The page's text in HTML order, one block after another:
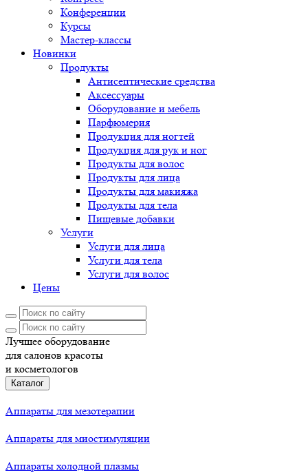
Конференции
Курсы
Мастер-классы
Новинки
Продукты
Антисептические средства
Аксессуары
Оборудование и мебель
Парфюмерия
Продукция для ногтей
Продукция для рук и ног
Продукты для волос
Продукты для лица
Продукты для макияжа
Продукты для тела
Пищевые добавки
Услуги
Услуги для лица
Услуги для тела
Услуги для волос
Цены
Лучшее оборудование
для салонов красоты
и косметологов
Каталог
Аппараты для мезотерапии
Аппараты для миостимуляции
Аппараты холодной плазмы